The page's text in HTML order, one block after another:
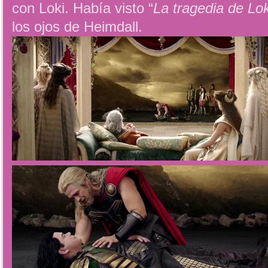
con Loki. Había visto “La tragedia de
los ojos de Heimdall.